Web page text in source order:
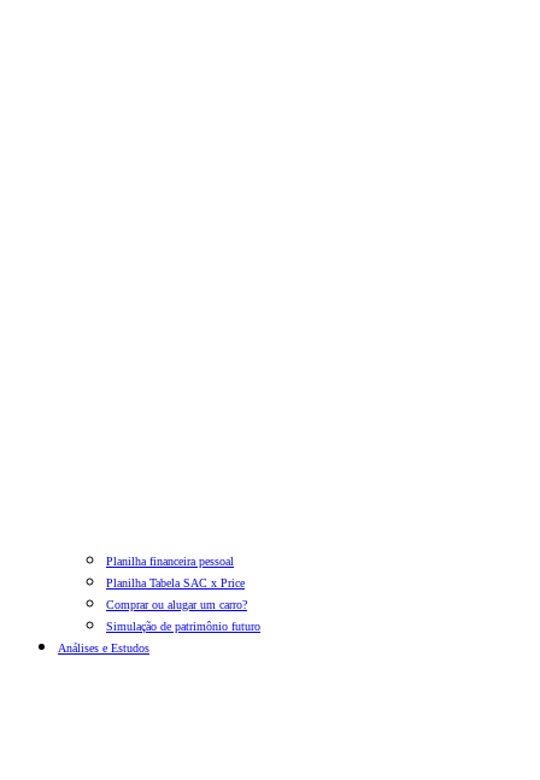
Planilha financeira pessoal
Planilha Tabela SAC x Price
Comprar ou alugar um carro?
Simulação de patrimônio futuro
Análises e Estudos